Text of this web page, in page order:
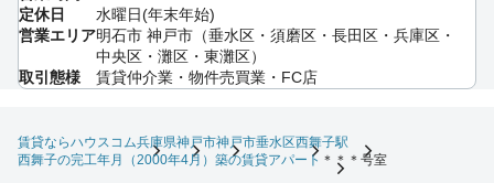
定休日
水曜日(年末年始)
営業エリア明石市 神戸市（垂水区・須磨区・長田区・兵庫区・
中央区・灘区・東灘区）
取引態様
賃貸仲介業・物件売買業・FC店
賃貸ならハウスコム兵庫県神戸市神戸市垂水区西舞子駅
西舞子の完工年月（2000年4月）築の賃貸アパート ＊＊＊号室